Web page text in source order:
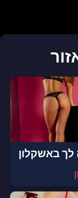
באשקלון